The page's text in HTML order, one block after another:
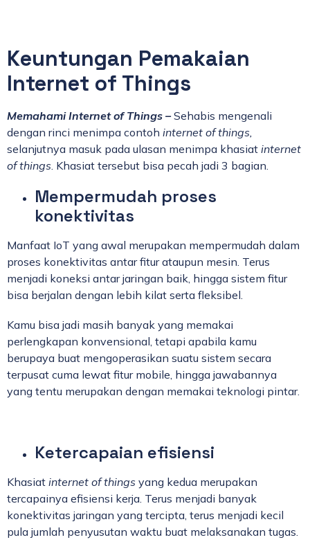
Keuntungan Pemakaian
Internet of Things
Memahami Internet of Things – Sehabis mengenali
dengan rinci menimpa contoh internet of things,
selanjutnya masuk pada ulasan menimpa khasiat internet
of things . Khasiat tersebut bisa pecah jadi 3 bagian.
Mempermudah proses
konektivitas
Manfaat IoT yang awal merupakan mempermudah dalam
proses konektivitas antar fitur ataupun mesin. Terus
menjadi koneksi antar jaringan baik, hingga sistem fitur
bisa berjalan dengan lebih kilat serta fleksibel.
Kamu bisa jadi masih banyak yang memakai
perlengkapan konvensional, tetapi apabila kamu
berupaya buat mengoperasikan suatu sistem secara
terpusat cuma lewat fitur mobile, hingga jawabannya
yang tentu merupakan dengan memakai teknologi pintar.
Ketercapaian efisiensi
Khasiat internet of things yang kedua merupakan
tercapainya efisiensi kerja. Terus menjadi banyak
konektivitas jaringan yang tercipta, terus menjadi kecil
pula jumlah penyusutan waktu buat melaksanakan tugas.